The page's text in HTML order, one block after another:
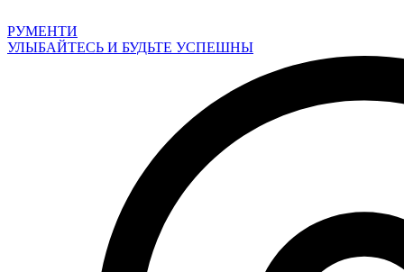
к
содержимому
РУМЕНТИ
УЛЫБАЙТЕСЬ И БУДЬТЕ УСПЕШНЫ